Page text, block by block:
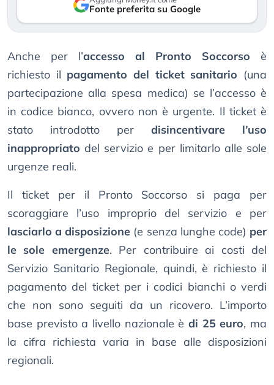
Fonte preferita su Google
Anche per l’accesso al Pronto Soccorso è
richiesto il pagamento del ticket sanitario (una
partecipazione alla spesa medica) se l’accesso è
in codice bianco, ovvero non è urgente. Il ticket è
stato introdotto per disincentivare l’uso
inappropriato del servizio e per limitarlo alle sole
urgenze reali.
Il ticket per il Pronto Soccorso si paga per
scoraggiare l’uso improprio del servizio e per
lasciarlo a disposizione (e senza lunghe code) per
le sole emergenze. Per contribuire ai costi del
Servizio Sanitario Regionale, quindi, è richiesto il
pagamento del ticket per i codici bianchi o verdi
che non sono seguiti da un ricovero. L’importo
base previsto a livello nazionale è di 25 euro, ma
la cifra richiesta varia in base alle disposizioni
regionali.